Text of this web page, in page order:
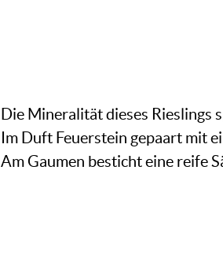
Die Mineralität dieses Rieslings
Im Duft Feuerstein gepaart mit
Am Gaumen besticht eine reife